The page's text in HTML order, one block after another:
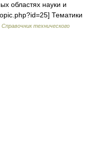
областях науки и
Тематики
Справочник технического